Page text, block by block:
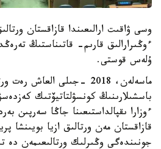
وسى ۋاقىت ارالىعىندا قازاقستان
ءوڭىرارالىق قارىم- قاتىناستىڭ
ۇلەس قوستى.
ماسەلەن، 2018 -جىلى العاش
باسشىلارىنىڭ كونسۋلتاتيۆتىك
ءوزارا ىقپالداستىعىنا جاڭا سەرپىن
قازاقستان مەن ورتالىق ازيا بويىنشا
جونىندەگى وڭىرلىك ورتالىعىمەن دە